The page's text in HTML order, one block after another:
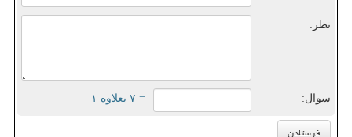
نظر:
سوال: = ۷ بعلاوه ۱